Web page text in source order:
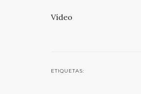
Vídeo
ETIQUETAS: